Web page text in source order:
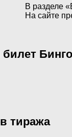
В разделе
На сайте
тиража